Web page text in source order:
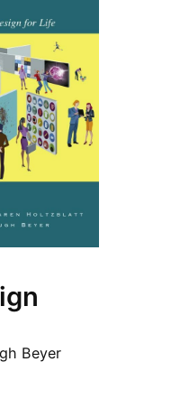
Beyer